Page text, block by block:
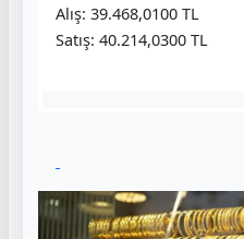
Alış: 39.468,0100 TL
Satış: 40.214,0300 TL